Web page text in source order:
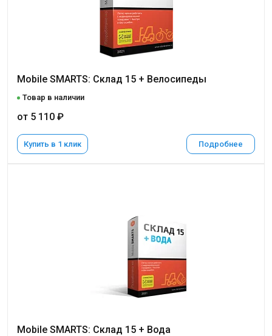
Mobile SMARTS: Склад 15 + Велосипеды
Товар в наличии
от 5 110 ₽
Купить в 1 клик Подробнее
Mobile SMARTS: Склад 15 + Вода